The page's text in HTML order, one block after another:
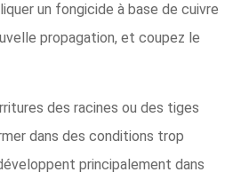
un fongicide à base de cuivre
propagation, et coupez le
des racines ou des tiges
dans des conditions trop
principalement dans